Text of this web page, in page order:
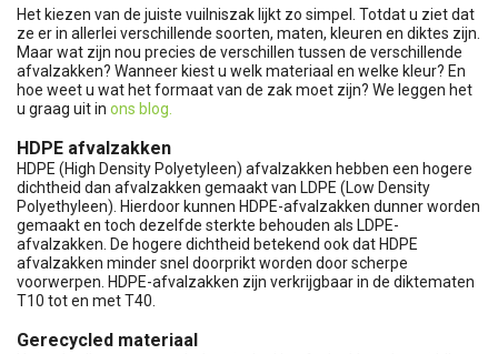
Het kiezen van de juiste vuilniszak lijkt zo simpel. Totdat u ziet dat
ze er in allerlei verschillende soorten, maten, kleuren en diktes zijn.
Maar wat zijn nou precies de verschillen tussen de verschillende
afvalzakken? Wanneer kiest u welk materiaal en welke kleur? En
hoe weet u wat het formaat van de zak moet zijn? We leggen het
u graag uit in ons blog.
HDPE afvalzakken
HDPE (High Density Polyetyleen) afvalzakken hebben een hogere
dichtheid dan afvalzakken gemaakt van LDPE (Low Density
Polyethyleen). Hierdoor kunnen HDPE-afvalzakken dunner worden
gemaakt en toch dezelfde sterkte behouden als LDPE-
afvalzakken. De hogere dichtheid betekend ook dat HDPE
afvalzakken minder snel doorprikt worden door scherpe
voorwerpen. HDPE-afvalzakken zijn verkrijgbaar in de diktematen
T10 tot en met T40.
Gerecycled materiaal